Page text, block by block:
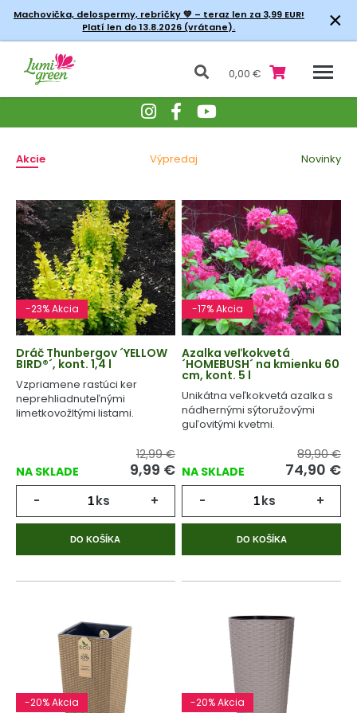
Machovička, delospermy, rebríčky💚 – teraz len za 3,99 EUR!
Platí len do 13.8.2026 (vrátane).
×
0,00 €
Akcie Výpredaj Novinky
-23% Akcia
Dráč Thunbergov ´YELLOW
BIRD®´, kont. 1,4 l
Vzpriamene rastúci ker
neprehliadnuteľnými
limetkovožltými listami.
NA SKLADE
12,99 €
9,99 €
- ks +
DO KOŠÍKA
-17% Akcia
Azalka veľkokvetá
´HOMEBUSH´ na kmienku 60
cm, kont. 5 l
Unikátna veľkokvetá azalka s
nádhernými sýtoružovými
guľovitými kvetmi.
NA SKLADE
89,90 €
74,90 €
- ks +
DO KOŠÍKA
-20% Akcia -20% Akcia